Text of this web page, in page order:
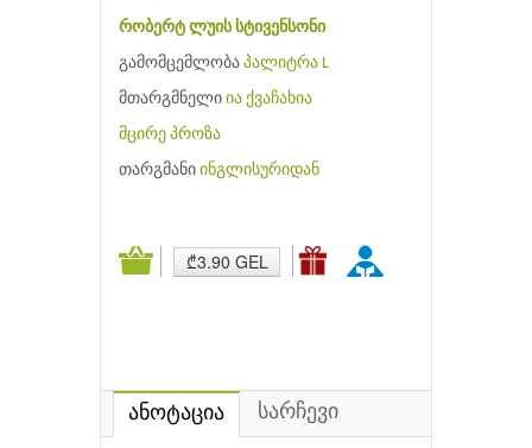
რობერტ ლუის სტივენსონი
გამომცემლობა პალიტრა L
მთარგმნელი ია ქვაჩახია
მცირე პროზა
თარგმანი ინგლისურიდან
₾3.90 GEL
ანოტაცია სარჩევი